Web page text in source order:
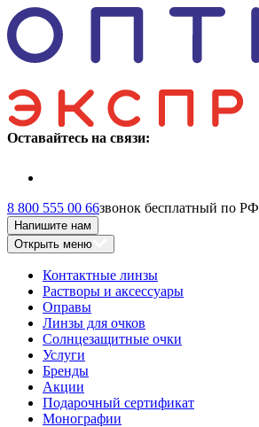
Оставайтесь на связи:
8 800 555 00 66звонок бесплатный по РФ
Напишите нам
Открыть меню
Контактные линзы
Растворы и аксессуары
Оправы
Линзы для очков
Солнцезащитные очки
Услуги
Бренды
Акции
Подарочный сертификат
Монографии